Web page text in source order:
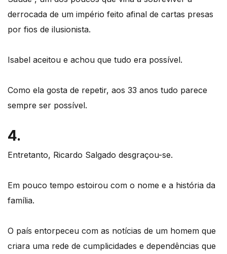
derrocada de um império feito afinal de cartas presas
por fios de ilusionista.
Isabel aceitou e achou que tudo era possível.
Como ela gosta de repetir, aos 33 anos tudo parece
sempre ser possível.
4.
Entretanto, Ricardo Salgado desgraçou-se.
Em pouco tempo estoirou com o nome e a história da
família.
O país entorpeceu com as notícias de um homem que
criara uma rede de cumplicidades e dependências que